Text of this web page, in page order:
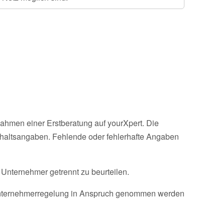
einer Erstberatung auf yourXpert. Die
Fehlende oder fehlerhafte Angaben
getrennt zu beurteilen.
in Anspruch genommen werden